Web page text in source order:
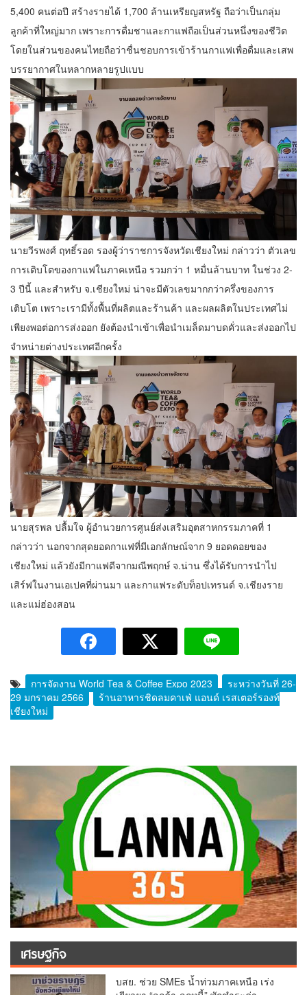
5,400 คนต่อปี สร้างรายได้ 1,700 ล้านเหรียญสหรัฐ ถือว่าเป็นกลุ่ม
ลูกค้าที่ใหญ่มาก เพราะการดื่มชาและกาแฟถือเป็นส่วนหนึ่งของชีวิต
โดยในส่วนของคนไทยถือว่าชื่นชอบการเข้าร้านกาแฟเพื่อดื่มและเสพ
บรรยากาศในหลากหลายรูปแบบ
นายวีรพงศ์ ฤทธิ์รอด รองผู้ว่าราชการจังหวัดเชียงใหม่ กล่าวว่า ตัวเลข
การเติบโตของกาแฟในภาคเหนือ รวมกว่า 1 หมื่นล้านบาท ในช่วง 2-
3 ปีนี้ และสำหรับ จ.เชียงใหม่ น่าจะมีตัวเลขมากกว่าครึ่งของการ
เติบโต เพราะเรามีทั้งพื้นที่ผลิตและร้านค้า และผลผลิตในประเทศไม่
เพียงพอต่อการส่งออก ยังต้องนำเข้าเพื่อนำเมล็ดมาบดคั่วและส่งออกไป
จำหน่ายต่างประเทศอีกครั้ง
นายสุรพล ปลื้มใจ ผู้อํานวยการศูนย์ส่งเสริมอุตสาหกรรมภาคที่ 1
กล่าวว่า นอกจากสุดยอดกาแฟที่มีเอกลักษณ์จาก 9 ยอดดอยของ
เชียงใหม่ แล้วยังมีกาแฟดีจากมณีพฤกษ์ จ.น่าน ซึ่งได้รับการนำไป
เสิร์ฟในงานเอเปคที่ผ่านมา และกาแฟระดับท็อปเทรนด์ จ.เชียงราย
และแม่ฮ่องสอน
การจัดงาน World Tea & Coffee Expo 2023
ระหว่างวันที่ 26-
29 มกราคม 2566
ร้านอาหารชิดลมคาเฟ่ แอนด์ เรสเตอร์รองท์
เชียงใหม่
เศรษฐกิจ
บสย. ช่วย SMEs น้ำท่วมภาคเหนือ เร่ง